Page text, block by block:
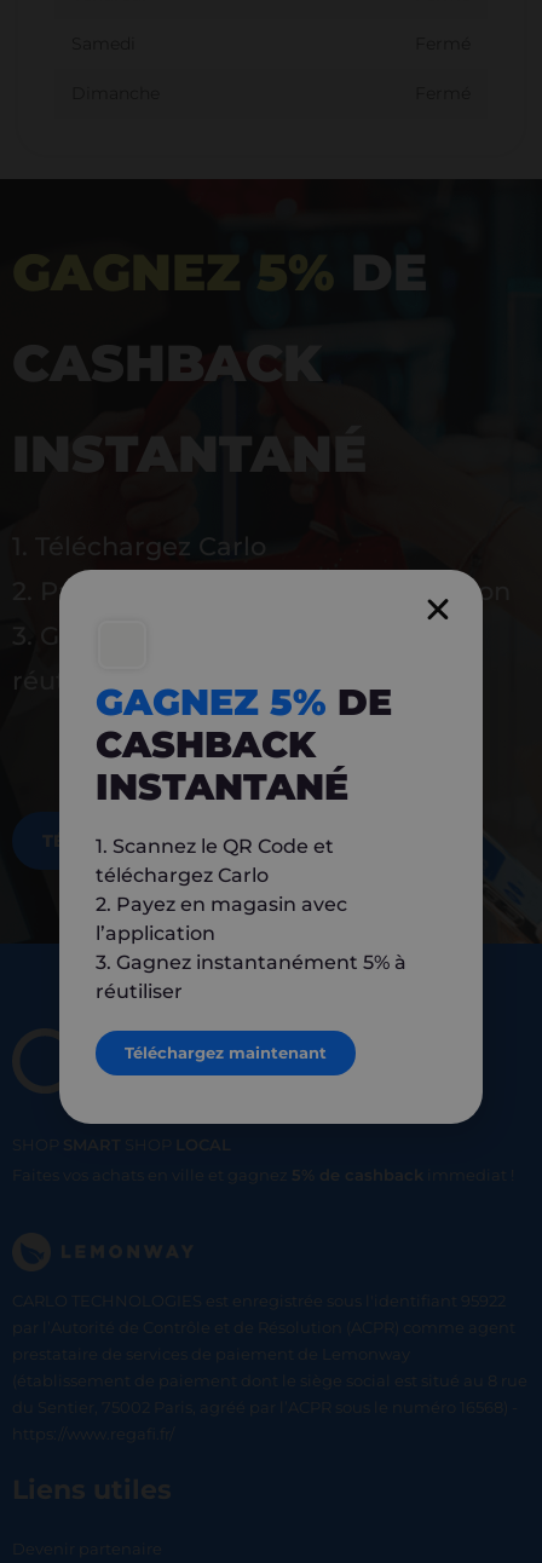
GAGNEZ 5% DE
CASHBACK
INSTANTANÉ
1. Téléchargez Carlo
2. Payez en magasin avec l’application
3. Gagnez instantanément 5 % à
réutiliser
TÉLÉCHARGEZ MAINTENANT
SHOP SMART SHOP
LOCAL
Faites vos achats en ville et gagnez 5% de cashback immediat !
CARLO TECHNOLOGIES est enregistrée sous l'identifiant 95922
par l’Autorité de Contrôle et de Résolution (ACPR) comme agent
prestataire de services de paiement de Lemonway
(établissement de paiement dont le siège social est situé au 8 rue
du Sentier, 75002 Paris, agréé par l’ACPR sous le numéro 16568) -
https://www.regafi.fr/
Liens utiles
Devenir partenaire
GAGNEZ 5% DE
CASHBACK
INSTANTANÉ
1. Scannez le QR Code et
téléchargez Carlo
2. Payez en magasin avec
l’application
3. Gagnez instantanément 5% à
réutiliser
Téléchargez maintenant